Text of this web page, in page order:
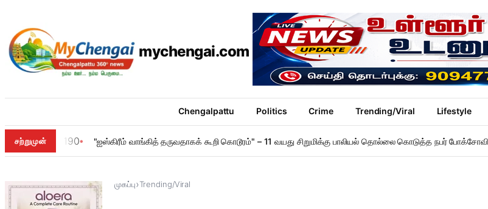
mychengai.com
Chengalpattu Politics Crime Trending/Viral Lifestyle
சற்றுமுன் 190 "ஐஸ்கிரீம் வாங்கித் தருவதாகக் கூறி கொடூரம்" – 11 வயது சிறுமிக்கு பாலியல் தொல்லை கொடுத்த நபர்
முகப்பு›Trending/Viral